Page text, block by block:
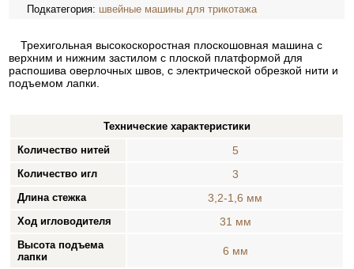
Подкатегория: швейные машины для трикотажа
Трехигольная высокоскоростная плоскошовная машина с
верхним и нижним застилом с плоской платформой для
распошива оверлочных швов, с электрической обрезкой нити и
подъемом лапки.
Технические характеристики
Количество нитей
5
Количество игл 3
Длина стежка 3,2-1,6 мм
Ход игловодителя 31 мм
Высота подъема
лапки
6 мм